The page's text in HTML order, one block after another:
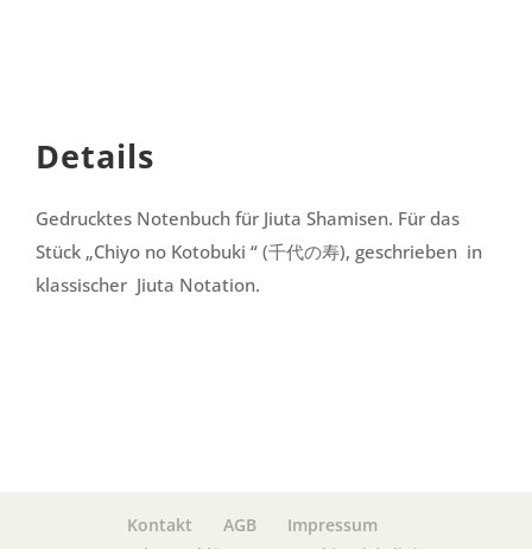
Details
Gedrucktes Notenbuch für Jiuta Shamisen. Für das
Stück „Chiyo no Kotobuki “ (千代の寿), geschrieben in
klassischer Jiuta Notation.
Kontakt AGB
Impressum